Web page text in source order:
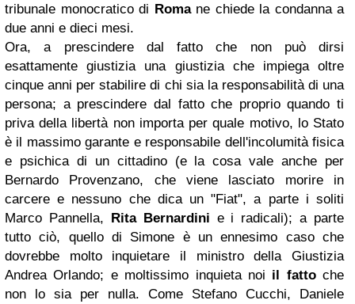
tribunale monocratico di Romane chiede la condanna a
due anni e dieci mesi.
Ora, a prescindere dal fatto che non può dirsi
esattamente giustizia una giustizia che impiega oltre
cinque anni per stabilire di chi sia la responsabilità di una
persona; a prescindere dal fatto che proprio quando ti
priva della libertà non importa per quale motivo, lo Stato
è il massimo garante e responsabile dell'incolumità fisica
e psichica di un cittadino (e la cosa vale anche per
Bernardo Provenzano, che viene lasciato morire in
carcere e nessuno che dica un "Fiat", a parte i soliti
Marco Pannella, Rita Bernardini e i radicali); a parte
tutto ciò, quello di Simone è un ennesimo caso che
dovrebbe molto inquietare il ministro della Giustizia
Andrea Orlando; e moltissimo inquieta noi il fattoche
non lo sia per nulla. Come Stefano Cucchi, Daniele